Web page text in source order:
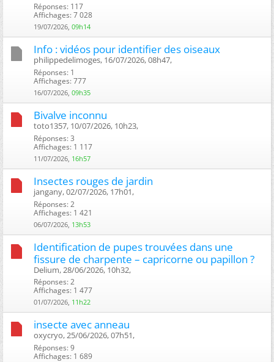
Réponses: 117
Affichages: 7 028
19/07/2026, 09h14
Info : vidéos pour identifier des oiseaux
philippedelimoges, 16/07/2026, 08h47, ‎
Réponses: 1
Affichages: 777
16/07/2026, 09h35
Bivalve inconnu
toto1357, 10/07/2026, 10h23, ‎
Réponses: 3
Affichages: 1 117
11/07/2026, 16h57
Insectes rouges de jardin
jangany, 02/07/2026, 17h01, ‎
Réponses: 2
Affichages: 1 421
06/07/2026, 13h53
Identification de pupes trouvées dans une
fissure de charpente – capricorne ou papillon ?
Delium, 28/06/2026, 10h32, ‎
Réponses: 2
Affichages: 1 477
01/07/2026, 11h22
insecte avec anneau
oxycryo, 25/06/2026, 07h51, ‎
Réponses: 9
Affichages: 1 689